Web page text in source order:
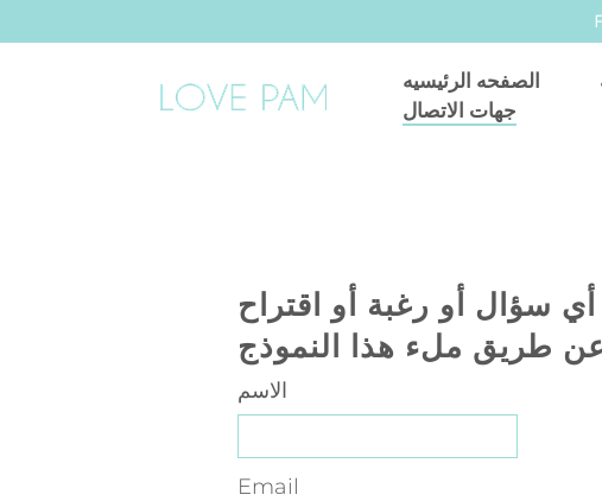
الصفحه الرئيسيه
جهات الاتصال
أي سؤال أو رغبة أو اقتراح
طريق ملء هذا النموذج
الاسم
Email